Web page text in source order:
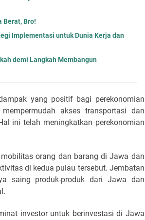
Berat, Bro!
Implementasi untuk Dunia Kerja dan
demi Langkah Membangun
yang positif bagi perekonomian
akses transportasi dan
ini telah meningkatkan perekonomian
orang dan barang di Jawa dan
di kedua pulau tersebut. Jembatan
saing produk-produk dari Jawa dan
investor untuk berinvestasi di Jawa